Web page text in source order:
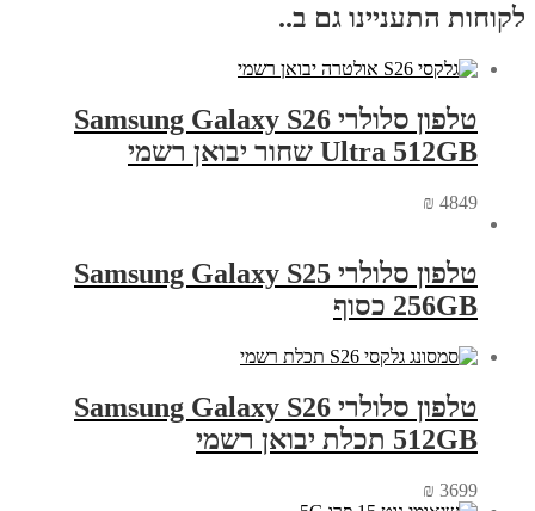
לקוחות התעניינו גם ב..
טלפון סלולרי Samsung Galaxy S26
Ultra 512GB שחור יבואן רשמי
₪ 4849
טלפון סלולרי Samsung Galaxy S25
256GB כסוף
טלפון סלולרי Samsung Galaxy S26
512GB תכלת יבואן רשמי
₪ 3699